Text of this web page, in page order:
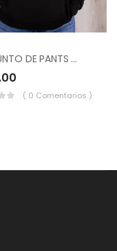
CONJUNTO DE PANTS Y SUDADERO CUELLO ALTO, COLOR LILA, NEGRO.
( 0 Comentarios )